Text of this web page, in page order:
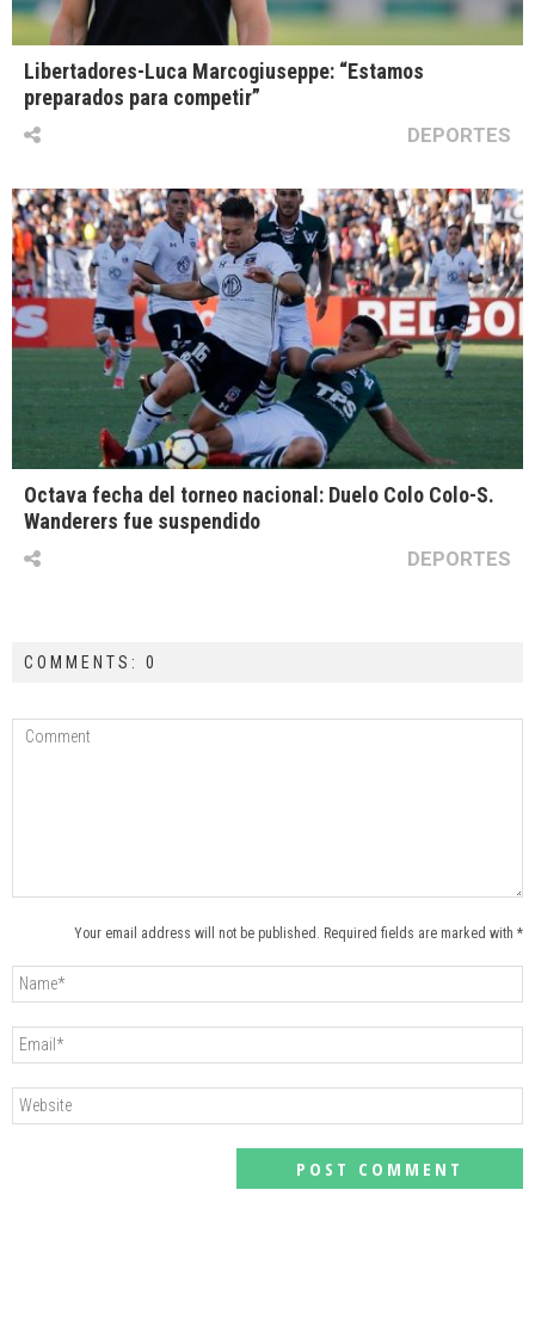
Libertadores-Luca Marcogiuseppe: “Estamos
preparados para competir”
DEPORTES
Octava fecha del torneo nacional: Duelo Colo Colo-S.
Wanderers fue suspendido
DEPORTES
COMMENTS: 0
Your email address will not be published. Required fields are marked with *